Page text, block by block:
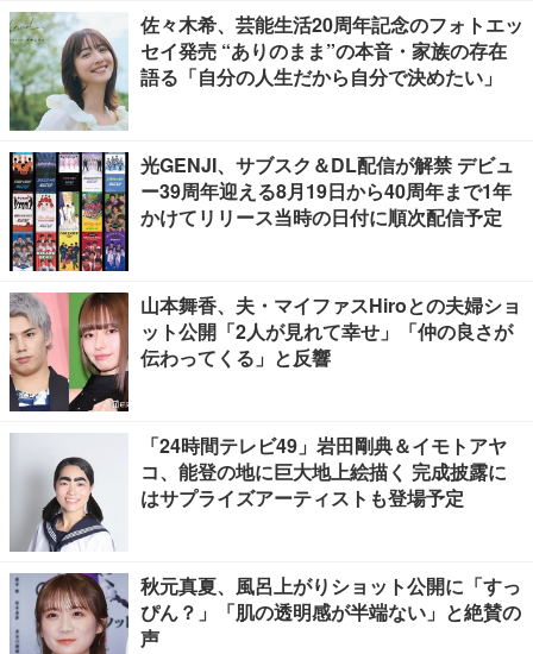
佐々木希、芸能生活20周年記念のフォトエッ
セイ発売 “ありのまま”の本音・家族の存在
語る「自分の人生だから自分で決めたい」
光GENJI、サブスク＆DL配信が解禁 デビュ
ー39周年迎える8月19日から40周年まで1年
かけてリリース当時の日付に順次配信予定
山本舞香、夫・マイファスHiroとの夫婦ショ
ット公開「2人が見れて幸せ」「仲の良さが
伝わってくる」と反響
「24時間テレビ49」岩田剛典＆イモトアヤ
コ、能登の地に巨大地上絵描く 完成披露に
はサプライズアーティストも登場予定
秋元真夏、風呂上がりショット公開に「すっ
ぴん？」「肌の透明感が半端ない」と絶賛の
声